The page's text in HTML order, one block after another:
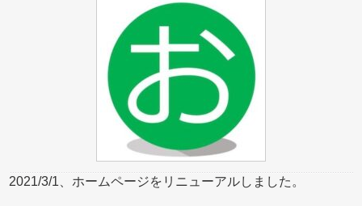
2021/3/1、ホームページをリニューアルしました。